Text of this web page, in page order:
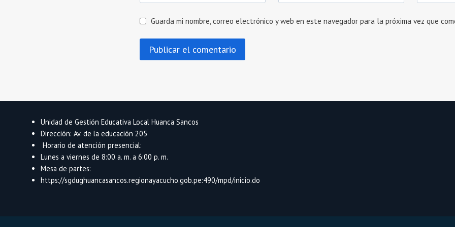
Guarda mi nombre, correo electrónico y web en este navegador para la próxima vez que
Unidad de Gestión Educativa Local Huanca Sancos
Dirección: Av. de la educación 205
Horario de atención presencial:
Lunes a viernes de 8:00 a. m. a 6:00 p. m.
Mesa de partes:
https://sgdughuancasancos.regionayacucho.gob.pe:490/mpd/inicio.do